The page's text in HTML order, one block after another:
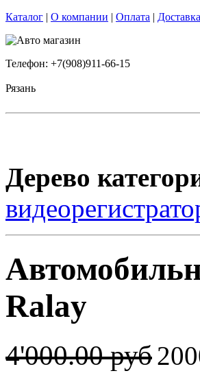
Каталог | О компании | Оплата | Доставка
Телефон: +7(908)911-66-15
Рязань
Дерево
Ralay
4'000.00 руб